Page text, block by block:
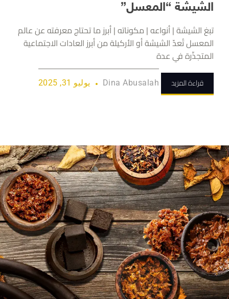
الشيشة “المعسل”
تبغ الشيشة | أنواعه | مكوناته | أبرز ما تحتاج معرفته عن عالم
المعسل تُعدّ الشيشة أو الأركيلة من أبرز العادات الاجتماعية
المتجذّرة في عدة
قراءة المزيد Dina Abusalah يوليو 31, 2025